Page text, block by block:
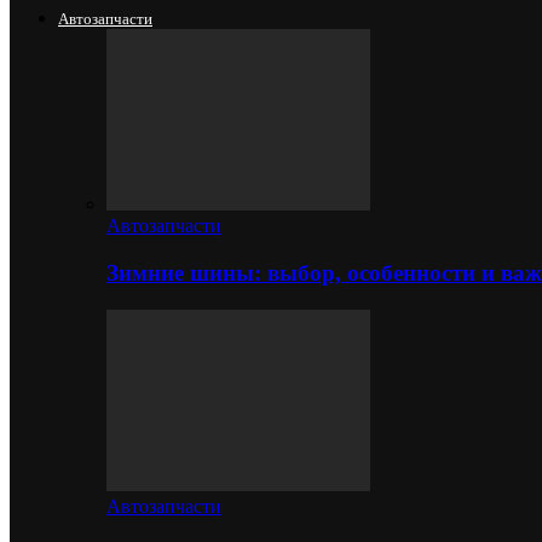
Автозапчасти
Автозапчасти
Зимние шины: выбор, особенности и
Автозапчасти